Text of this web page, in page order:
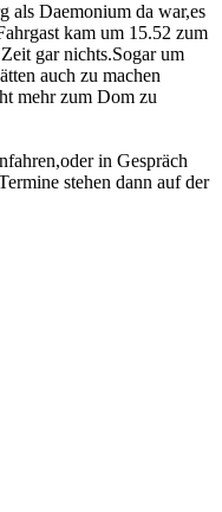
als Daemonium da war,es
kam um 15.52 zum
gar nichts.Sogar um
auch zu machen
mehr zum Dom zu
in Gespräch
stehen dann auf der